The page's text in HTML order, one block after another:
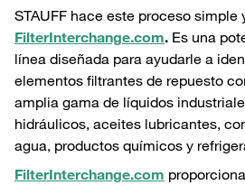
STAUFF hace este proceso simple
FilterInterchange.com. Es una
línea diseñada para ayudarle a
elementos filtrantes de repuesto
amplia gama de líquidos
hidráulicos, aceites lubricantes,
agua, productos químicos y
FilterInterchange.com